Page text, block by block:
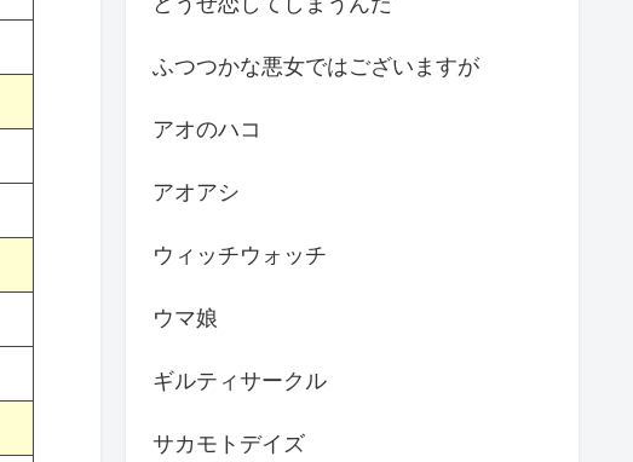
ふつつかな悪女ではございますが
アオのハコ
アオアシ
ウィッチウォッチ
ウマ娘
ギルティサークル
サカモトデイズ